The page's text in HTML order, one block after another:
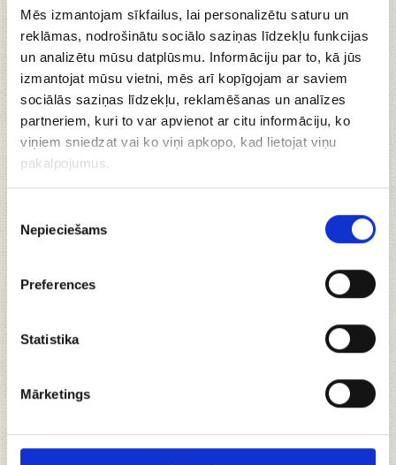
Mēs izmantojam sīkfailus, lai personalizētu saturu un
reklāmas, nodrošinātu sociālo saziņas līdzekļu funkcijas
un analizētu mūsu datplūsmu. Informāciju par to, kā jūs
izmantojat mūsu vietni, mēs arī kopīgojam ar saviem
sociālās saziņas līdzekļu, reklamēšanas un analīzes
partneriem, kuri to var apvienot ar citu informāciju, ko
viņiem sniedzat vai ko viņi apkopo, kad lietojat viņu
pakalpojumus.
izvēle
Nepieciešams
Preferences
Statistika
Mārketings
tumšā šokolāde ar
ķiršiem un
kardamonu, 60g
Plānas tumšās mini šokolādītes ar sulīgu ķiršu un
aromātisku kardamona pildījumu ir īsts gardēžu
šokolādes intensitāti ar ķiršu svaigumu un
harmonisku kontrastu, kas iepriecina gan acis,
kūst mutē, atklājot bagātīgu, izsmalcinātu
vai kā dāvana tiem, kas novērtē oriģinālu un